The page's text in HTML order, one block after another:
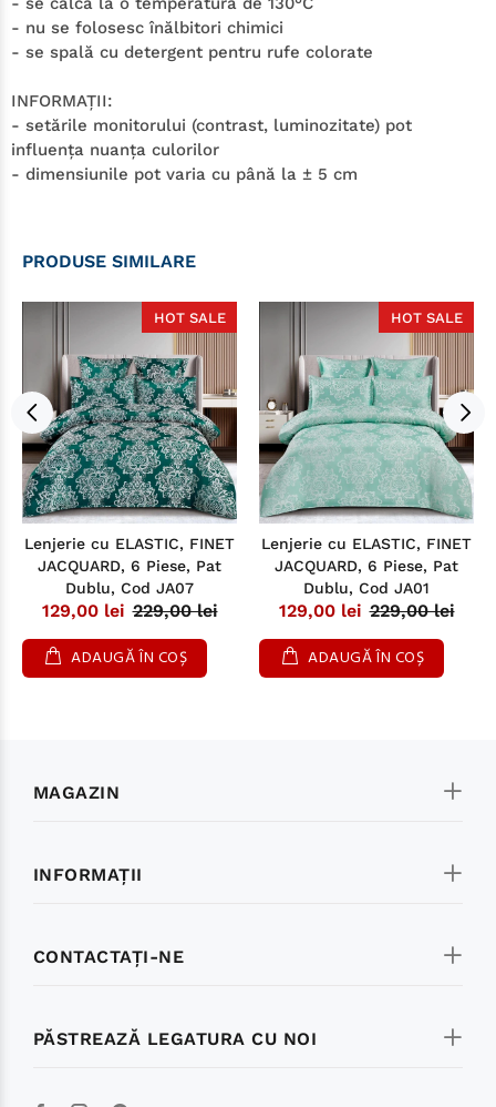
- nu se folosesc înălbitori chimici
- se spală cu detergent pentru rufe colorate
INFORMAŢII:
- setările monitorului (contrast, luminozitate) pot
influenţa nuanţa culorilor
- dimensiunile pot varia cu până la ± 5 cm
PRODUSE SIMILARE
HOT SALE
Lenjerie cu ELASTIC, FINET
JACQUARD, 6 Piese, Pat
Dublu, Cod JA07
129,00 lei 229,00 lei
ADAUGĂ ÎN COȘ
HOT SALE
Lenjerie cu ELASTIC, FINET
JACQUARD, 6 Piese, Pat
Dublu, Cod JA01
129,00 lei 229,00 lei
ADAUGĂ ÎN COȘ
PĂSTREAZĂ LEGATURA CU NOI
MAGAZIN
INFORMAŢII
CONTACTAŢI-NE